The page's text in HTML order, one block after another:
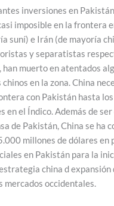
inversiones en
imposible en la frontera
suní) e Irán (de mayoría
y separatistas
han muerto en atentados
en la zona. China
con Pakistán hasta
en el Índico. Además de
de Pakistán, China se ha
millones de dólares en
en Pakistán para la
china d expansión
mercados occidentales.